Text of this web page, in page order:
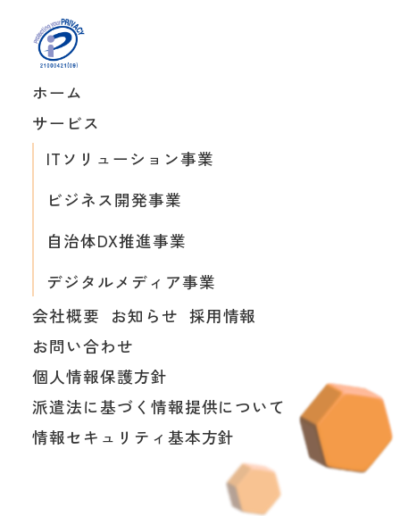
ホーム
サービス
ITソリューション事業
ビジネス開発事業
自治体DX推進事業
デジタルメディア事業
会社概要
お知らせ 採用情報
お問い合わせ
個人情報保護方針
派遣法に基づく情報提供について
情報セキュリティ基本方針